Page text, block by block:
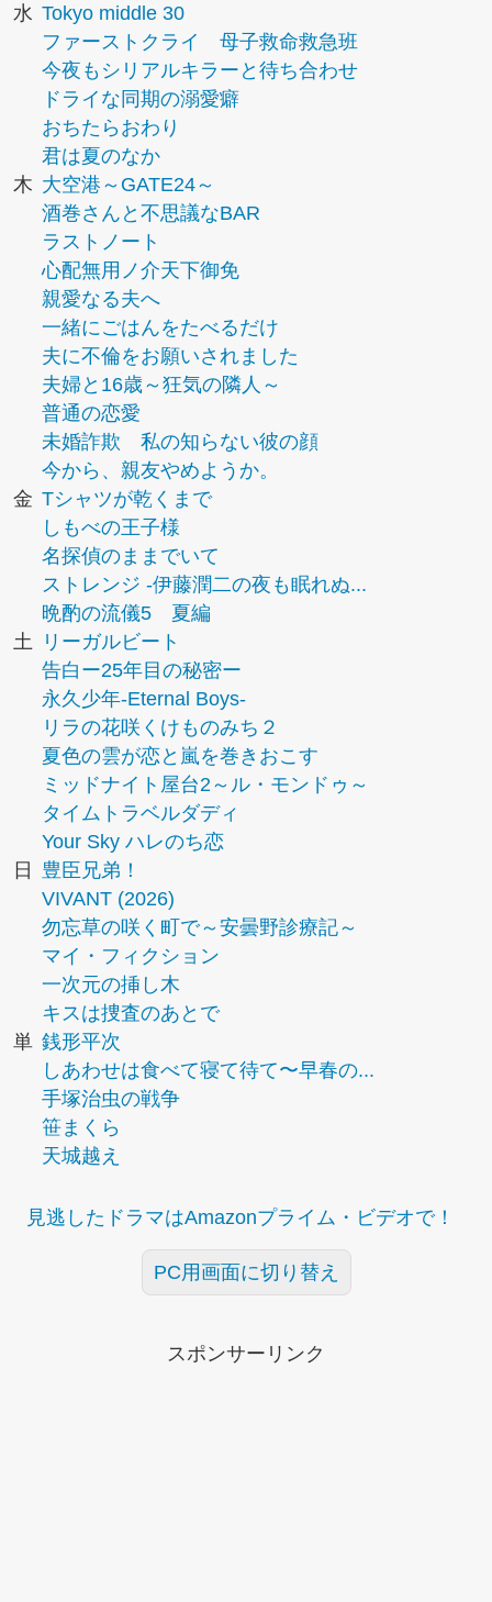
水 Tokyo middle 30
ファーストクライ 母子救命救急班
今夜もシリアルキラーと待ち合わせ
ドライな同期の溺愛癖
おちたらおわり
君は夏のなか
木 大空港～GATE24～
酒巻さんと不思議なBAR
ラストノート
心配無用ノ介天下御免
親愛なる夫へ
一緒にごはんをたべるだけ
夫に不倫をお願いされました
夫婦と16歳～狂気の隣人～
普通の恋愛
未婚詐欺 私の知らない彼の顔
今から、親友やめようか。
金 Tシャツが乾くまで
しもべの王子様
名探偵のままでいて
ストレンジ -伊藤潤二の夜も眠れぬ...
晩酌の流儀5 夏編
土
リーガルビート
告白ー25年目の秘密ー
永久少年-Eternal Boys-
リラの花咲くけものみち２
夏色の雲が恋と嵐を巻きおこす
ミッドナイト屋台2～ル・モンドゥ～
タイムトラベルダディ
Your Sky ハレのち恋
日
豊臣兄弟！
VIVANT (2026)
勿忘草の咲く町で～安曇野診療記～
マイ・フィクション
一次元の挿し木
キスは捜査のあとで
単 銭形平次
しあわせは食べて寝て待て〜早春の...
手塚治虫の戦争
笹まくら
天城越え
見逃したドラマはAmazonプライム・ビデオで！
PC用画面に切り替え
スポンサーリンク